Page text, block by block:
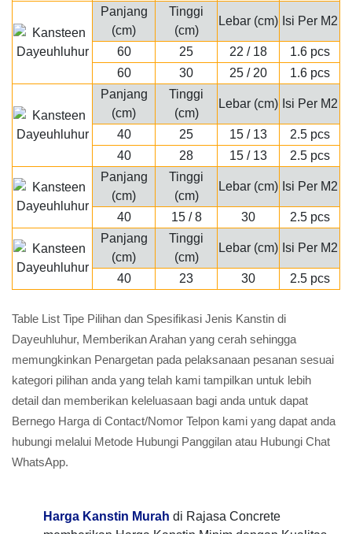
Panjang
(cm)
Tinggi
(cm)
Lebar (cm) Isi Per M2
60 25 22 / 18
1.6 pcs
60
30 25 / 20
1.6 pcs
Panjang
(cm)
Tinggi
(cm)
Lebar (cm) Isi Per M2
40 25 15 / 13
2.5 pcs
40
28 15 / 13
2.5 pcs
Panjang
(cm)
Tinggi
(cm)
Lebar (cm) Isi Per M2
40 15 / 8 30
2.5 pcs
Panjang
(cm)
Tinggi
(cm)
Lebar (cm) Isi Per M2
40 23 30 2.5 pcs
Table List Tipe Pilihan dan Spesifikasi Jenis Kanstin di
Dayeuhluhur, Memberikan Arahan yang cerah sehingga
memungkinkan Penargetan pada pelaksanaan pesanan sesuai
kategori pilihan anda yang telah kami tampilkan untuk lebih
detail dan memberikan keleluasaan bagi anda untuk dapat
Bernego Harga di Contact/Nomor Telpon kami yang dapat anda
hubungi melalui Metode Hubungi Panggilan atau Hubungi Chat
WhatsApp.
Harga Kanstin Murah di Rajasa Concrete